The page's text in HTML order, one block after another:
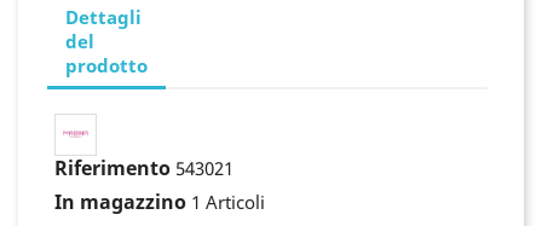
Dettagli
del
prodotto
Riferimento 543021
In magazzino 1 Articoli